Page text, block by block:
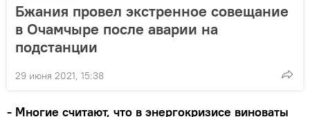
Бжания провел экстренное совещание
в Очамчыре после аварии на
подстанции
29 июня 2021, 15:38
- Многие считают, что в энергокризисе виноваты